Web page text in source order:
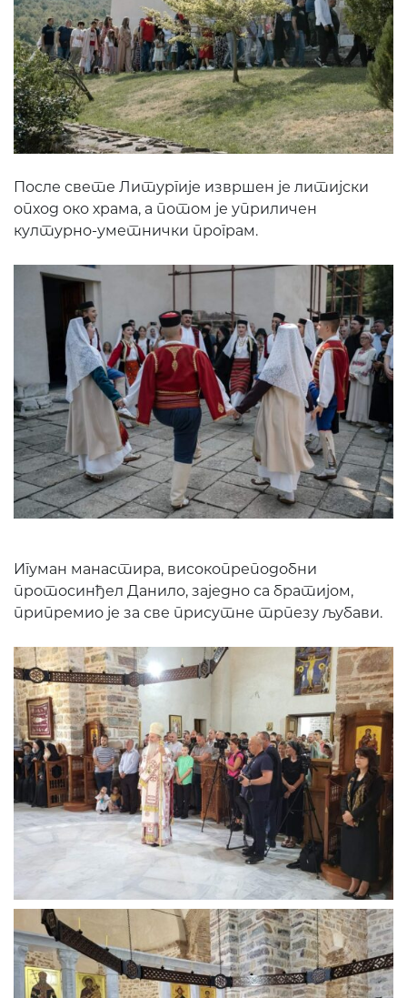
После свете Литургије извршен је литијски
опход око храма, а потом је уприличен
културно-уметнички програм.
Игуман манастира, високопреподобни
протосинђел Данило, заједно са братијом,
припремио је за све присутне трпезу љубави.